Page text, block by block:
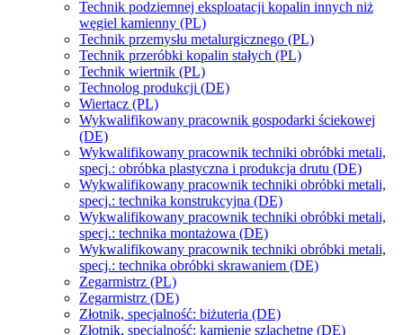
Technik podziemnej eksploatacji kopalin innych niż
węgiel kamienny (PL)
Technik przemysłu metalurgicznego (PL)
Technik przeróbki kopalin stałych (PL)
Technik wiertnik (PL)
Technolog produkcji (DE)
Wiertacz (PL)
Wykwalifikowany pracownik gospodarki ściekowej
(DE)
Wykwalifikowany pracownik techniki obróbki metali,
specj.: obróbka plastyczna i produkcja drutu (DE)
Wykwalifikowany pracownik techniki obróbki metali,
specj.: technika konstrukcyjna (DE)
Wykwalifikowany pracownik techniki obróbki metali,
specj.: technika montażowa (DE)
Wykwalifikowany pracownik techniki obróbki metali,
specj.: technika obróbki skrawaniem (DE)
Zegarmistrz (PL)
Zegarmistrz (DE)
Złotnik, specjalność: biżuteria (DE)
Złotnik, specjalność: kamienie szlachetne (DE)